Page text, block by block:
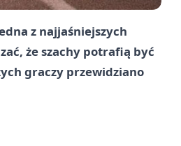
z najjaśniejszych
że szachy potrafią być
graczy przewidziano